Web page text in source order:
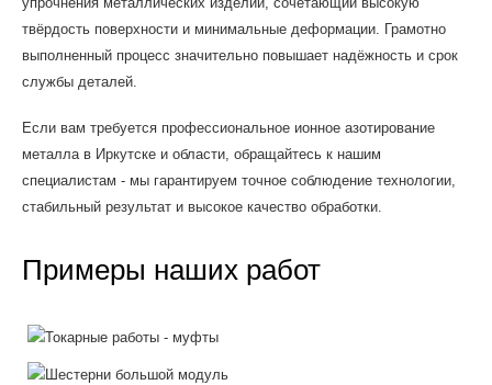
твёрдость поверхности и минимальные деформации. Грамотно
выполненный процесс значительно повышает надёжность и срок
службы деталей.
Если вам требуется профессиональное ионное азотирование
металла в Иркутске и области, обращайтесь к нашим
специалистам - мы гарантируем точное соблюдение технологии,
стабильный результат и высокое качество обработки.
Примеры наших работ